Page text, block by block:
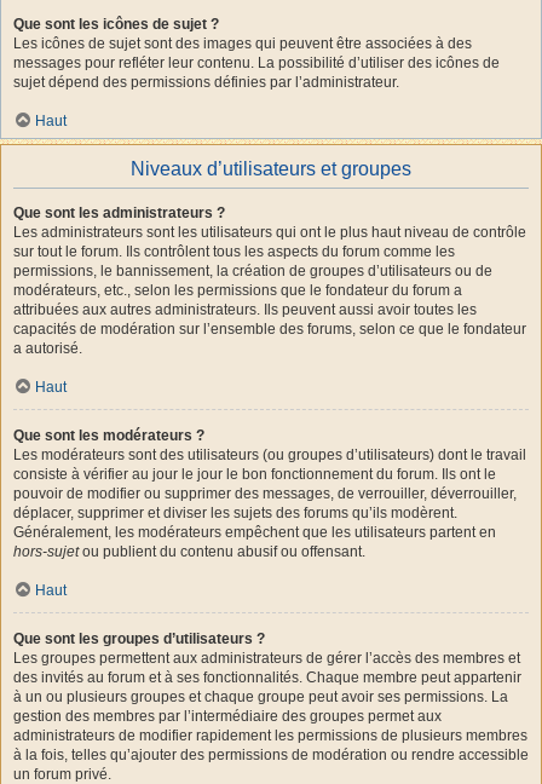
Que sont les icônes de sujet ?
Les icônes de sujet sont des images qui peuvent être associées à des
messages pour refléter leur contenu. La possibilité d’utiliser des icônes de
sujet dépend des permissions définies par l’administrateur.
Haut
Niveaux d’utilisateurs et groupes
Que sont les administrateurs ?
Les administrateurs sont les utilisateurs qui ont le plus haut niveau de contrôle
sur tout le forum. Ils contrôlent tous les aspects du forum comme les
permissions, le bannissement, la création de groupes d’utilisateurs ou de
modérateurs, etc., selon les permissions que le fondateur du forum a
attribuées aux autres administrateurs. Ils peuvent aussi avoir toutes les
capacités de modération sur l’ensemble des forums, selon ce que le fondateur
a autorisé.
Haut
Que sont les modérateurs ?
Les modérateurs sont des utilisateurs (ou groupes d’utilisateurs) dont le travail
consiste à vérifier au jour le jour le bon fonctionnement du forum. Ils ont le
pouvoir de modifier ou supprimer des messages, de verrouiller, déverrouiller,
déplacer, supprimer et diviser les sujets des forums qu’ils modèrent.
Généralement, les modérateurs empêchent que les utilisateurs partent en
hors-sujetou publient du contenu abusif ou offensant.
Haut
Que sont les groupes d’utilisateurs ?
Les groupes permettent aux administrateurs de gérer l’accès des membres et
des invités au forum et à ses fonctionnalités. Chaque membre peut appartenir
à un ou plusieurs groupes et chaque groupe peut avoir ses permissions. La
gestion des membres par l’intermédiaire des groupes permet aux
administrateurs de modifier rapidement les permissions de plusieurs membres
à la fois, telles qu’ajouter des permissions de modération ou rendre accessible
un forum privé.